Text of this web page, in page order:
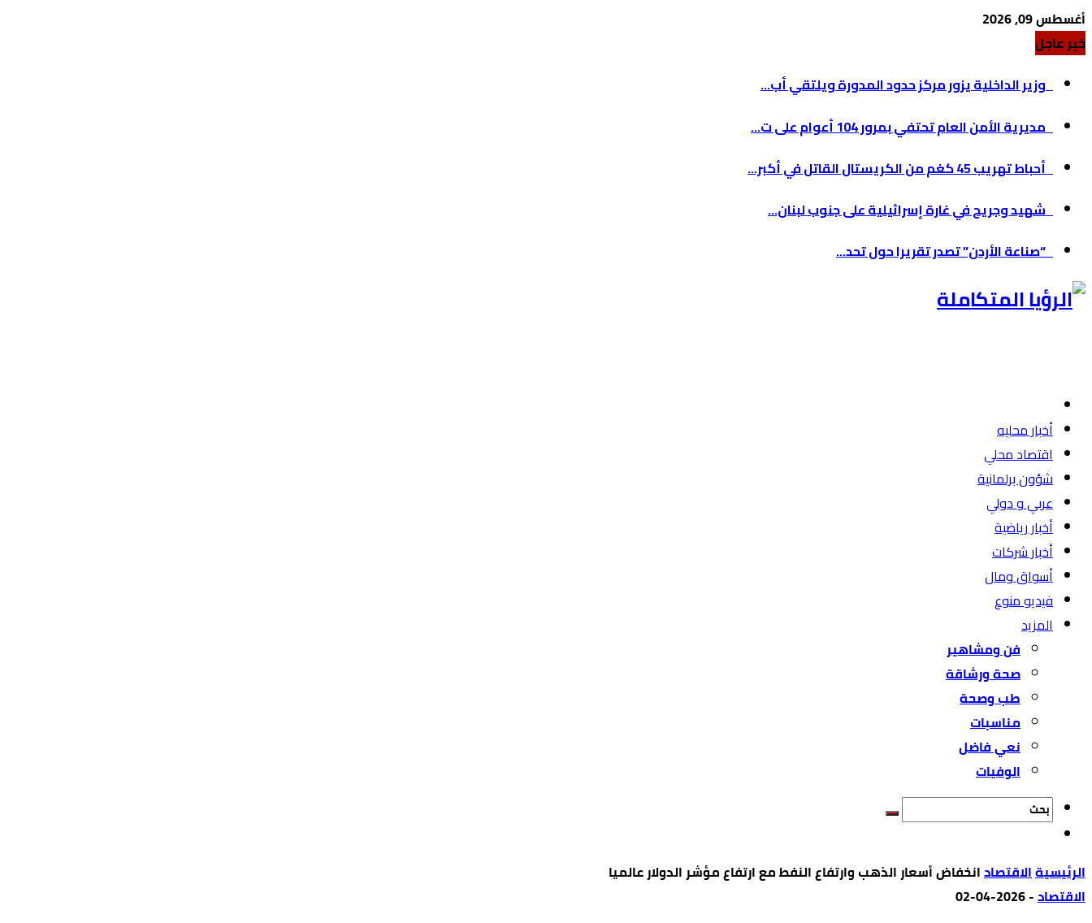
أغسطس 09, 2026
خبر عاجل
وزير الداخلية يزور مركز حدود المدورة ويلتقي أب...
مديرية الأمن العام تحتفي بمرور 104 أعوام على ت...
أحباط تهريب 45 كغم من الكريستال القاتل في أكبر...
شهيد وجريح في غارة إسرائيلية على جنوب لبنان...
“صناعة الأردن” تصدر تقريرا حول تحد...
أخبار محليه
اقتصاد محلي
شؤون برلمانية
عربي و دولي
أخبار رياضية
أخبار شركات
أسواق ومال
فيديو منوع
المزيد
فن ومشاهير
صحة ورشاقة
طب وصحة
مناسبات
نعي فاضل
الوفيات
‫الرئيسية‬الاقتصادانخفاض أسعار الذهب وارتفاع النفط مع ارتفاع مؤشر الدولار عالميا
الاقتصاد-
2026-04-02